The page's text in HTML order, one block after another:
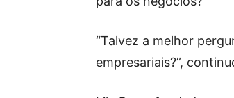
“Talvez a melhor
empresariais?”,